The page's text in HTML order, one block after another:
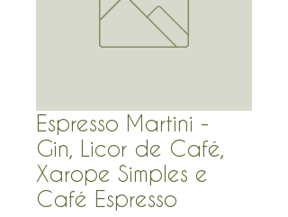
Espresso Martini -
Gin, Licor de Café,
Xarope Simples e
Café Espresso